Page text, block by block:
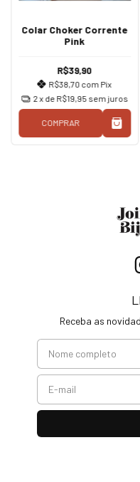
Colar Choker Corrente
Pink
R$39,90
R$38,70 com Pix
2x de R$19,95 sem juros
COMPRAR
Receba as